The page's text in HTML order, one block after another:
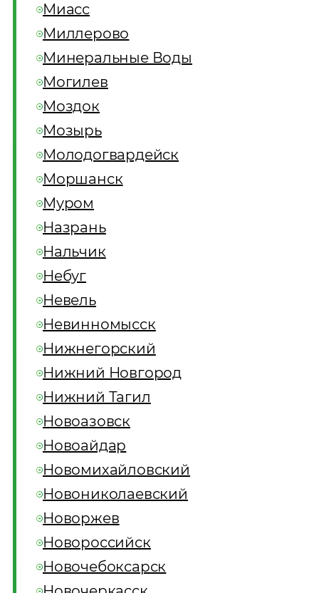
Миасс
Миллерово
Минеральные Воды
Могилев
Моздок
Мозырь
Молодогвардейск
Моршанск
Муром
Назрань
Нальчик
Небуг
Невель
Невинномысск
Нижнегорский
Нижний Новгород
Нижний Тагил
Новоазовск
Новоайдар
Новомихайловский
Новониколаевский
Новоржев
Новороссийск
Новочебоксарск